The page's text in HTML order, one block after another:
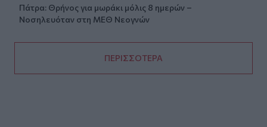
Πάτρα: Θρήνος για μωράκι μόλις 8 ημερών –
Νοσηλευόταν στη ΜΕΘ Νεογνών
ΠΕΡΙΣΣΟΤΕΡΑ